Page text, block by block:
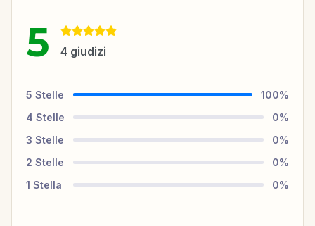
5 4 giudizi
5 Stelle 100%
4 Stelle 0%
3 Stelle 0%
2 Stelle 0%
1 Stella 0%